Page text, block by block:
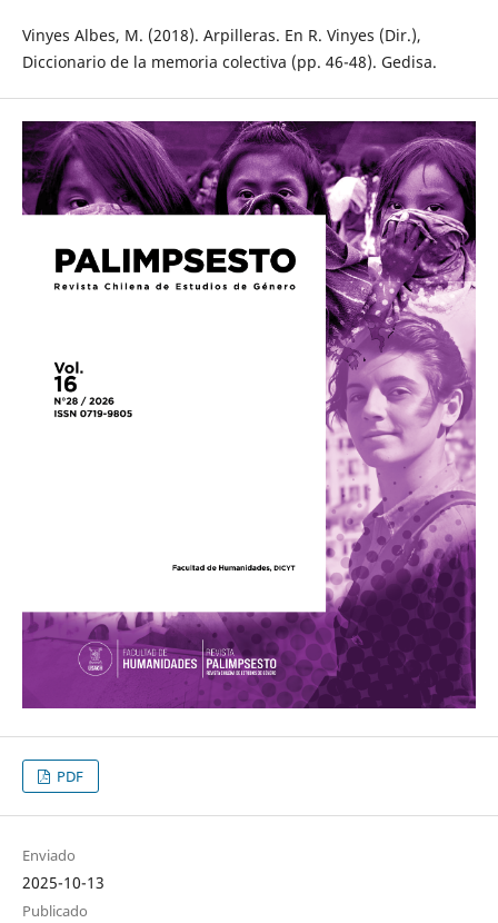
Vinyes Albes, M. (2018). Arpilleras. En R. Vinyes (Dir.),
Diccionario de la memoria colectiva (pp. 46-48). Gedisa.
PDF
Enviado
2025-10-13
Publicado